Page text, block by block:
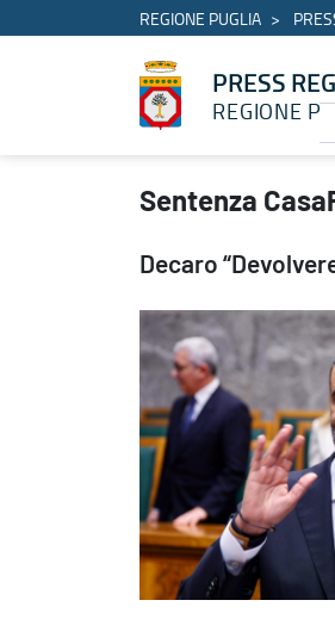
REGIONE PUGLIA
PRESS
REGIONE
Sentenza CasaPound: Regione costituita
Sentenza
Decaro